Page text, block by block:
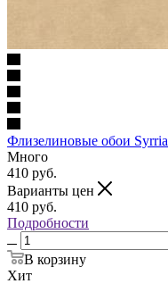
Флизелиновые обои Syrria
Много
410 руб.
Варианты цен
410 руб.
Подробности
В корзину
Хит